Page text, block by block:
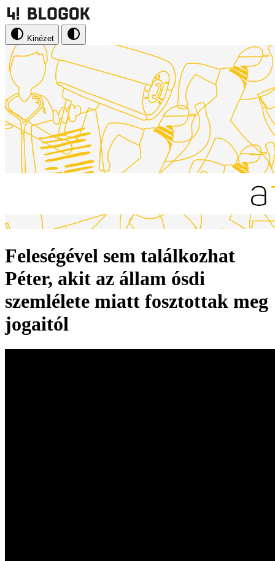
Kinézet
Feleségével sem találkozhat
Péter, akit az állam ósdi
szemlélete miatt fosztottak meg
jogaitól